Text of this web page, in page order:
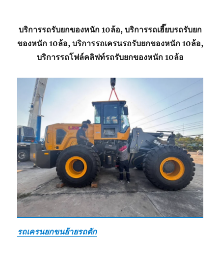
บริการรถรับยกของหนัก 10ล้อ, บริการรถเฮี๊ยบรถรับยก
ของหนัก 10ล้อ, บริการรถเครนรถรับยกของหนัก 10ล้อ,
บริการรถโฟล์คลิฟท์รถรับยกของหนัก 10ล้อ
รถเครนยกขนย้ายรถตัก